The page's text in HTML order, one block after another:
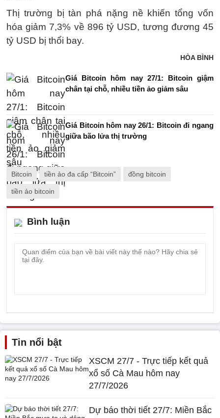
Thị trường bị tàn phá nặng nề khiến tổng vốn
hóa giảm 7,3% về 896 tỷ USD, tương đương 45
tỷ USD bị thổi bay.
HÒA BÌNH
Giá Bitcoin hôm nay 27/1: Bitcoin giậm
chân tại chỗ, nhiều tiền ảo giảm sâu
Giá Bitcoin hôm nay 26/1: Bitcoin đi ngang
giữa bão lửa thị trường
Bitcoin tiền ảo đa cấp “Bitcoin” đồng bitcoin
tiền ảo bitcoin
Bình luận
Tin nổi bật
XSCM 27/7 - Trực tiếp kết quả
xổ số Cà Mau hôm nay
27/7/2026
Dự báo thời tiết 27/7: Miền Bắc